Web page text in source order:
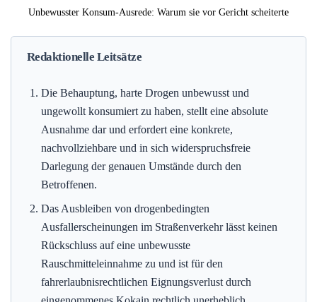
Unbewusster Konsum-Ausrede: Warum sie vor Gericht scheiterte
Redaktionelle Leitsätze
Die Behauptung, harte Drogen unbewusst und
ungewollt konsumiert zu haben, stellt eine absolute
Ausnahme dar und erfordert eine konkrete,
nachvollziehbare und in sich widerspruchsfreie
Darlegung der genauen Umstände durch den
Betroffenen.
Das Ausbleiben von drogenbedingten
Ausfallerscheinungen im Straßenverkehr lässt keinen
Rückschluss auf eine unbewusste
Rauschmitteleinnahme zu und ist für den
fahrerlaubnisrechtlichen Eignungsverlust durch